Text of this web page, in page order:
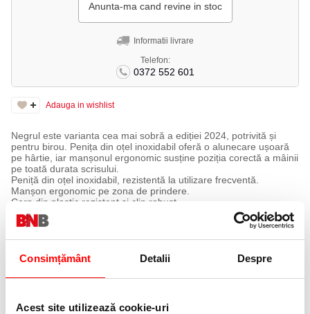
Consimțământ Detalii Despre
Acest site utilizează cookie-uri
Anunta-ma cand revine in stoc
Informatii livrare
Telefon:
0372 552 601
Adauga in wishlist
Negrul este varianta cea mai sobră a ediției 2024, potrivită și
pentru birou. Penița din oțel inoxidabil oferă o alunecare ușoară
pe hârtie, iar manșonul ergonomic susține poziția corectă a mâinii
pe toată durata scrisului.
Peniță din oțel inoxidabil, rezistentă la utilizare frecventă.
Manșon ergonomic pe zona de prindere.
Corp din plastic rezistent și clip robust.
Echipat cu cartuș standard, cerneală albastru regal.
Compatibil cu rezervele de cerneală Schneider.
Specificații tehnice
Tip:Clasic
Material corp:Plastic